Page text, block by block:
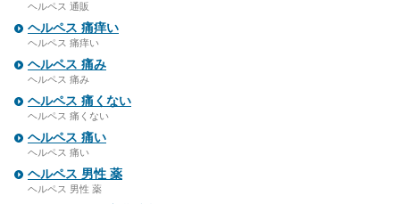
ヘルペス 通販
ヘルペス 痛痒い
ヘルペス 痛痒い
ヘルペス 痛み
ヘルペス 痛み
ヘルペス 痛くない
ヘルペス 痛くない
ヘルペス 痛い
ヘルペス 痛い
ヘルペス 男性 薬
ヘルペス 男性 薬